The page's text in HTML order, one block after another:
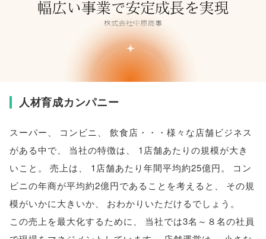
人材育成カンパニー
スーパー コンビニ
飲食店・・・様々な店舗ビジネス
がある中で
当社の特徴は
1店舗あたりの規模が大き
いこと 。 売上は 1店舗あたり年間平均約25億円。
コン
ビニの年商が平均約2億円であることを考えると
その規
模がいかに大きいか
おわかりいただけるでしょう 。
この売上を最大化するために
当社では3名～８名の社員